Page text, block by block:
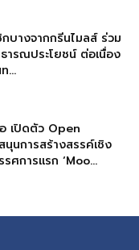
บางจากกรีนไมลส์ ร่วม
ารณประโยชน์ ต่อเนื่อง
...
เปิดตัว Open
นการสร้างสรรค์เชิง
ศการแรก ‘Moo...